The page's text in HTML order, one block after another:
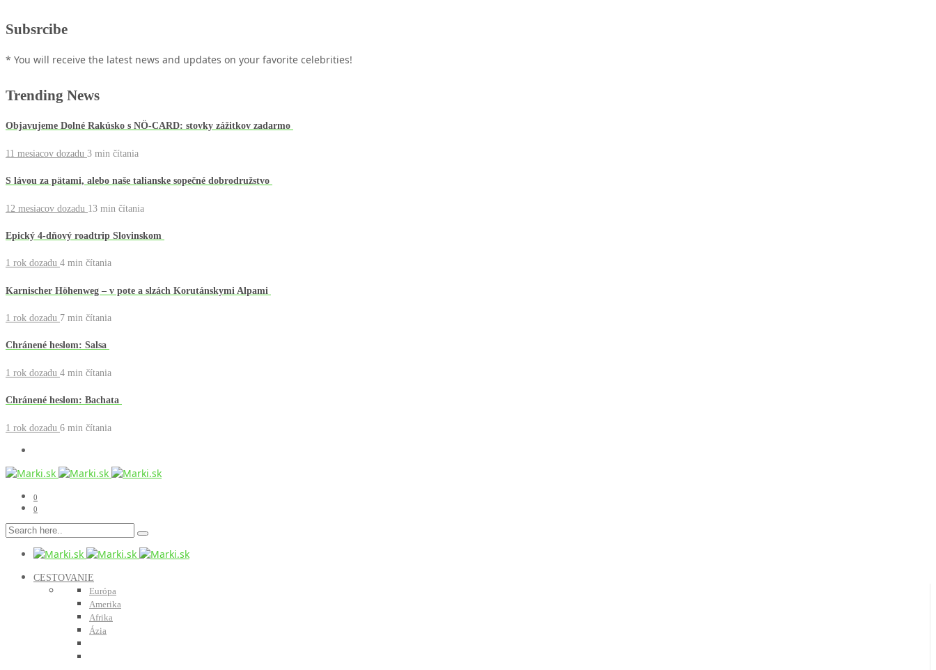
Subsrcibe
* You will receive the latest news and updates on your favorite celebrities!
Trending News
Objavujeme Dolné Rakúsko s NÖ-CARD: stovky zážitkov zadarmo
11 mesiacov dozadu 3 min čítania
S lávou za pätami, alebo naše talianske sopečné dobrodružstvo
12 mesiacov dozadu 13 min čítania
Epický 4-dňový roadtrip Slovinskom
1 rok dozadu 4 min čítania
Karnischer Höhenweg – v pote a slzách Korutánskymi Alpami
1 rok dozadu 7 min čítania
Chránené heslom: Salsa
1 rok dozadu 4 min čítania
Chránené heslom: Bachata
1 rok dozadu 6 min čítania
0
0
CESTOVANIE
Európa
Amerika
Afrika
Ázia